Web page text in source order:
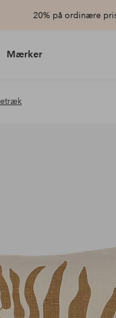
20% på ordinære
Mærker